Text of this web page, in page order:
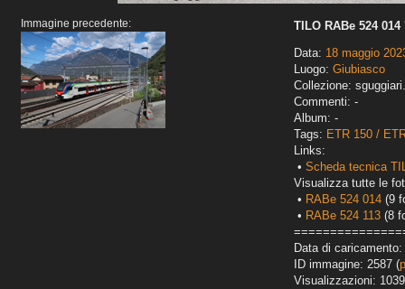
Immagine precedente:
TILO RABe 524
Data: 18 maggio
Luogo: Giubiasco
Collezione:
Commenti: -
Album: -
Tags: ETR 150 /
Links:
• Scheda tecnica
Visualizza tutte le
• RABe 524 014 (9
• RABe 524 113 (8
Data di
ID immagine: 2587 (
Visualizzazioni: 1039